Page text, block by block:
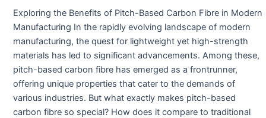
Exploring the Benefits of Pitch-Based Carbon Fibre in Modern
Manufacturing In the rapidly evolving landscape of modern
manufacturing, the quest for lightweight yet high-strength
materials has led to significant advancements. Among these,
pitch-based carbon fibre has emerged as a frontrunner,
offering unique properties that cater to the demands of
various industries. But what exactly makes pitch-based
carbon fibre so special? How does it compare to traditional